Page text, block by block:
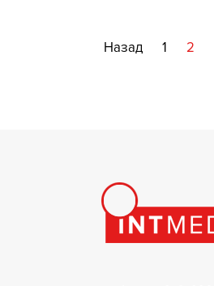
Назад 1 2